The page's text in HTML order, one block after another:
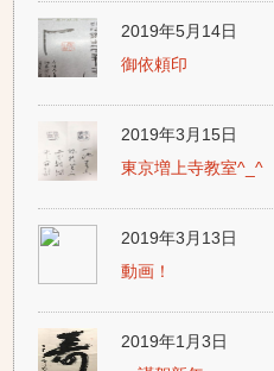
2019年5月14日
御依頼印
2019年3月15日
東京増上寺教室^_^
2019年3月13日
動画！
2019年1月3日